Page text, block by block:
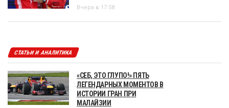
Вчера в 17:58
СТАТЬИ И АНАЛИТИКА
«СЕБ, ЭТО ГЛУПО!» ПЯТЬ
ЛЕГЕНДАРНЫХ МОМЕНТОВ В
ИСТОРИИ ГРАН ПРИ
МАЛАЙЗИИ